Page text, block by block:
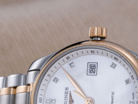
深南东路5001号华润大厦写字楼17层
江北文昌一路7号华贸大厦写字楼1座
湖滨东路95号华润大厦写字楼B座11
五四路128-1号恒力城写字楼15层03室
人民东路6号SAC东原中心写字楼24
观音桥步行街2号融恒时代广场写字